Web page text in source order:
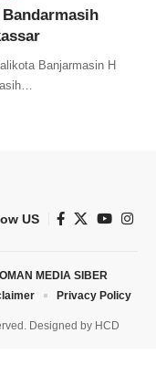
Banjarmasin H
US
Designed by HCD
MEDIA SIBER
Privacy Policy